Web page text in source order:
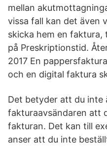
mellan
vissa fall kan det även
skicka hem en faktura,
på Preskriptionstid.
2017 En
och en digital faktura
Det betyder att du inte
fakturaavsändaren att
fakturan. Det kan till
anser att du inte